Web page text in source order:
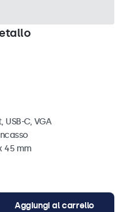
C, VGA
45 mm
Aggiungi al carrello